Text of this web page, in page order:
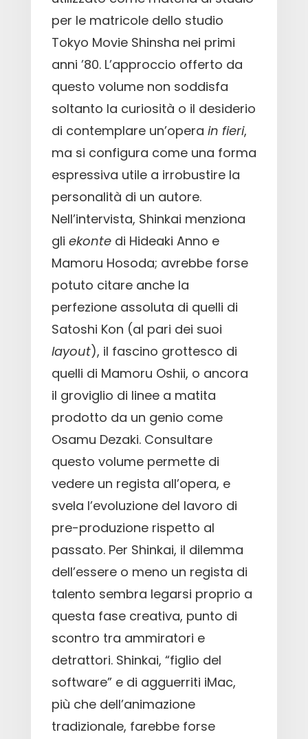
per le matricole dello studio
Tokyo Movie Shinsha nei primi
anni ’80. L’approccio offerto da
questo volume non soddisfa
soltanto la curiosità o il desiderio
di contemplare un’opera in fieri,
ma si configura come una forma
espressiva utile a irrobustire la
personalità di un autore.
Nell’intervista, Shinkai menziona
gli ekontedi Hideaki Anno e
Mamoru Hosoda; avrebbe forse
potuto citare anche la
perfezione assoluta di quelli di
Satoshi Kon (al pari dei suoi
layout), il fascino grottesco di
quelli di Mamoru Oshii, o ancora
il groviglio di linee a matita
prodotto da un genio come
Osamu Dezaki. Consultare
questo volume permette di
vedere un regista all’opera, e
svela l’evoluzione del lavoro di
pre-produzione rispetto al
passato. Per Shinkai, il dilemma
dell’essere o meno un regista di
talento sembra legarsi proprio a
questa fase creativa, punto di
scontro tra ammiratori e
detrattori. Shinkai, “figlio del
software” e di agguerriti iMac,
più che dell’animazione
tradizionale, farebbe forse